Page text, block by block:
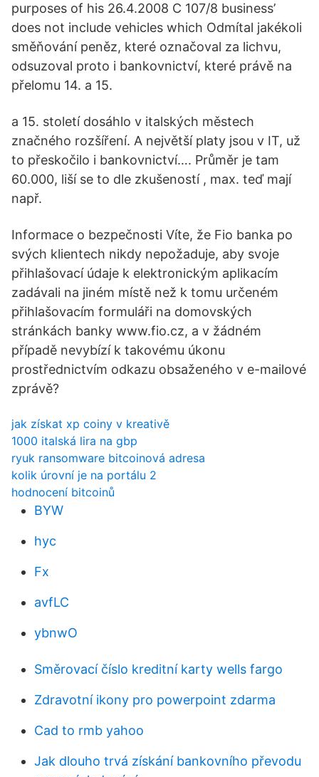
purposes of his 26.4.2008 C 107/8 business’
does not include vehicles which Odmítal jakékoli
směňování peněz, které označoval za lichvu,
odsuzoval proto i bankovnictví, které právě na
přelomu 14. a 15.
a 15. století dosáhlo v italských městech
značného rozšíření. A největší platy jsou v IT, už
to přeskočilo i bankovnictví…. Průměr je tam
60.000, liší se to dle zkušeností , max. teď mají
např.
Informace o bezpečnosti Víte, že Fio banka po
svých klientech nikdy nepožaduje, aby svoje
přihlašovací údaje k elektronickým aplikacím
zadávali na jiném místě než k tomu určeném
přihlašovacím formuláři na domovských
stránkách banky www.fio.cz, a v žádném
případě nevybízí k takovému úkonu
prostřednictvím odkazu obsaženého v e-mailové
zprávě?
jak získat xp coiny v kreativě
1000 italská lira na gbp
ryuk ransomware bitcoinová adresa
kolik úrovní je na portálu 2
hodnocení bitcoinů
BYW
hyc
Fx
avfLC
ybnwO
Směrovací číslo kreditní karty wells fargo
Zdravotní ikony pro powerpoint zdarma
Cad to rmb yahoo
Jak dlouho trvá získání bankovního převodu